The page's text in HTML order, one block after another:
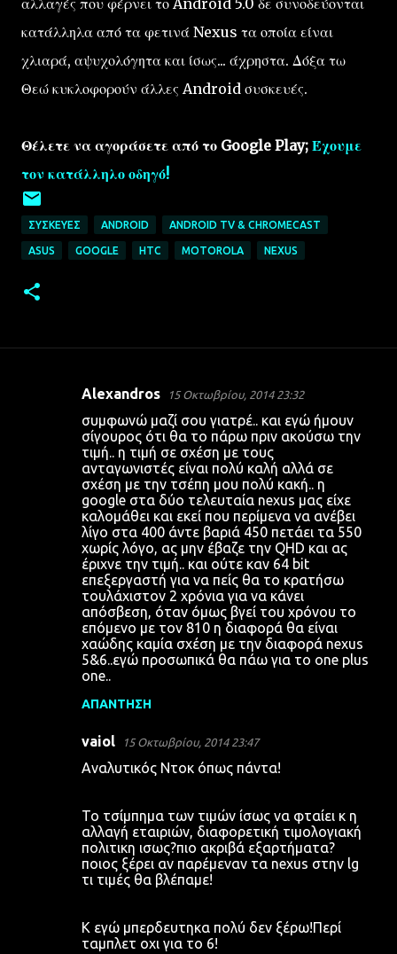
αλλαγές που φέρνει το Android 5.0 δε συνοδεύονται
κατάλληλα από τα φετινά Nexus τα οποία είναι
χλιαρά, αψυχολόγητα και ίσως... άχρηστα. Δόξα τω
Θεώ κυκλοφορούν άλλες Android συσκευές.
Θέλετε να αγοράσετε από το Google Play; Έχουμε
τον κατάλληλο οδηγό!
ΣΥΣΚΕΥΈΣ ANDROID ANDROID TV & CHROMECAST
ASUS GOOGLE HTC MOTOROLA NEXUS
Alexandros 15 Οκτωβρίου, 2014 23:32
συμφωνώ μαζί σου γιατρέ.. και εγώ ήμουν
σίγουρος ότι θα το πάρω πριν ακούσω την
τιμή.. η τιμή σε σχέση με τους
ανταγωνιστές είναι πολύ καλή αλλά σε
σχέση με την τσέπη μου πολύ κακή.. η
google στα δύο τελευταία nexus μας είχε
καλομάθει και εκεί που περίμενα να ανέβει
λίγο στα 400 άντε βαριά 450 πετάει τα 550
χωρίς λόγο, ας μην έβαζε την QHD και ας
έριχνε την τιμή.. και ούτε καν 64 bit
επεξεργαστή για να πείς θα το κρατήσω
τουλάχιστον 2 χρόνια για να κάνει
απόσβεση, όταν όμως βγεί του χρόνου το
επόμενο με τον 810 η διαφορά θα είναι
χαώδης καμία σχέση με την διαφορά nexus
5&6..εγώ προσωπικά θα πάω για το one plus
one..
ΑΠΆΝΤΗΣΗ
vaiol 15 Οκτωβρίου, 2014 23:47
Αναλυτικός Ντοκ όπως πάντα!
Το τσίμπημα των τιμών ίσως να φταίει κ η
αλλαγή εταιριών, διαφορετική τιμολογιακή
πολιτικη ισως?πιο ακριβά εξαρτήματα?
ποιος ξέρει αν παρέμεναν τα nexus στην lg
τι τιμές θα βλέπαμε!
Κ εγώ μπερδευτηκα πολύ δεν ξέρω!Περί
ταμπλετ οχι για το 6!